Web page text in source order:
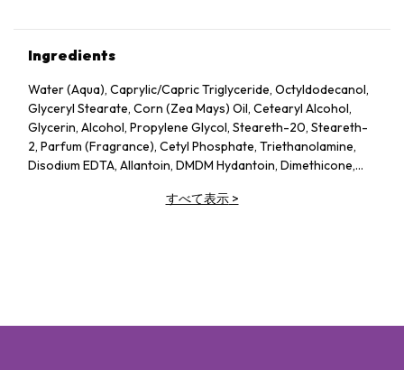
Ingredients
Water (Aqua), Caprylic/Capric Triglyceride, Octyldodecanol,
Glyceryl Stearate, Corn (Zea Mays) Oil, Cetearyl Alcohol,
Glycerin, Alcohol, Propylene Glycol, Steareth-20, Steareth-
2, Parfum (Fragrance), Cetyl Phosphate, Triethanolamine,
Disodium EDTA, Allantoin, DMDM Hydantoin, Dimethicone,
Salicylic Acid, Limonene, Benzyl Benzoate, Iodopropynyl
すべて表示>